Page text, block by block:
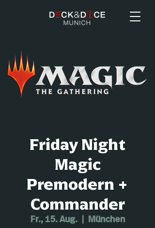
Friday Night
Magic
Premodern +
Commander
Fr., 15. Aug.
  |
München